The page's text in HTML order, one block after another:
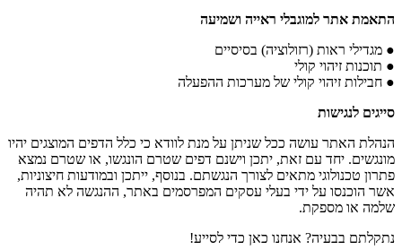
התאמת אתר למוגבלי ראייה ושמיעה
● מגדילי ראות (רזולוציה) בסיסיים
● תוכנות זיהוי קולי
● חבילות זיהוי קולי של מערכות ההפעלה
סייגים לנגישות
הנהלת האתר עושה ככל שניתן על מנת לוודא כי כלל הדפים המוצגים יהיו
מונגשים. יחד עם זאת, יתכן וישנם דפים שטרם הונגשו, או שטרם נמצא
פתרון טכנולוגי מתאים לצורך הנגשתם. בנוסף, ייתכן ובמודעות חיצוניות,
אשר הוכנסו על ידי בעלי עסקים המפרסמים באתר, ההנגשה לא תהיה
שלמה או מספקת.
נתקלתם בבעיה? אנחנו כאן כדי לסייע!